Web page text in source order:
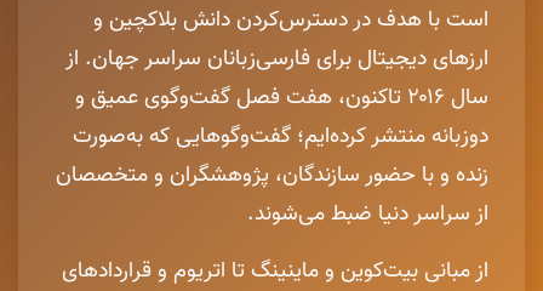
است با هدف در دسترس‌کردن دانش بلاکچین و
ارزهای دیجیتال برای فارسی‌زبانان سراسر جهان. از
سال ۲۰۱۶ تاکنون، هفت فصل گفت‌وگوی عمیق و
دوزبانه منتشر کرده‌ایم؛ گفت‌وگوهایی که به‌صورت
زنده و با حضور سازندگان، پژوهشگران و متخصصان
از سراسر دنیا ضبط می‌شوند.
از مبانی بیت‌کوین و ماینینگ تا اتریوم و قراردادهای